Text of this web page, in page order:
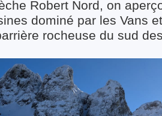
Robert Nord, on
dominé par les Vans
rocheuse du sud